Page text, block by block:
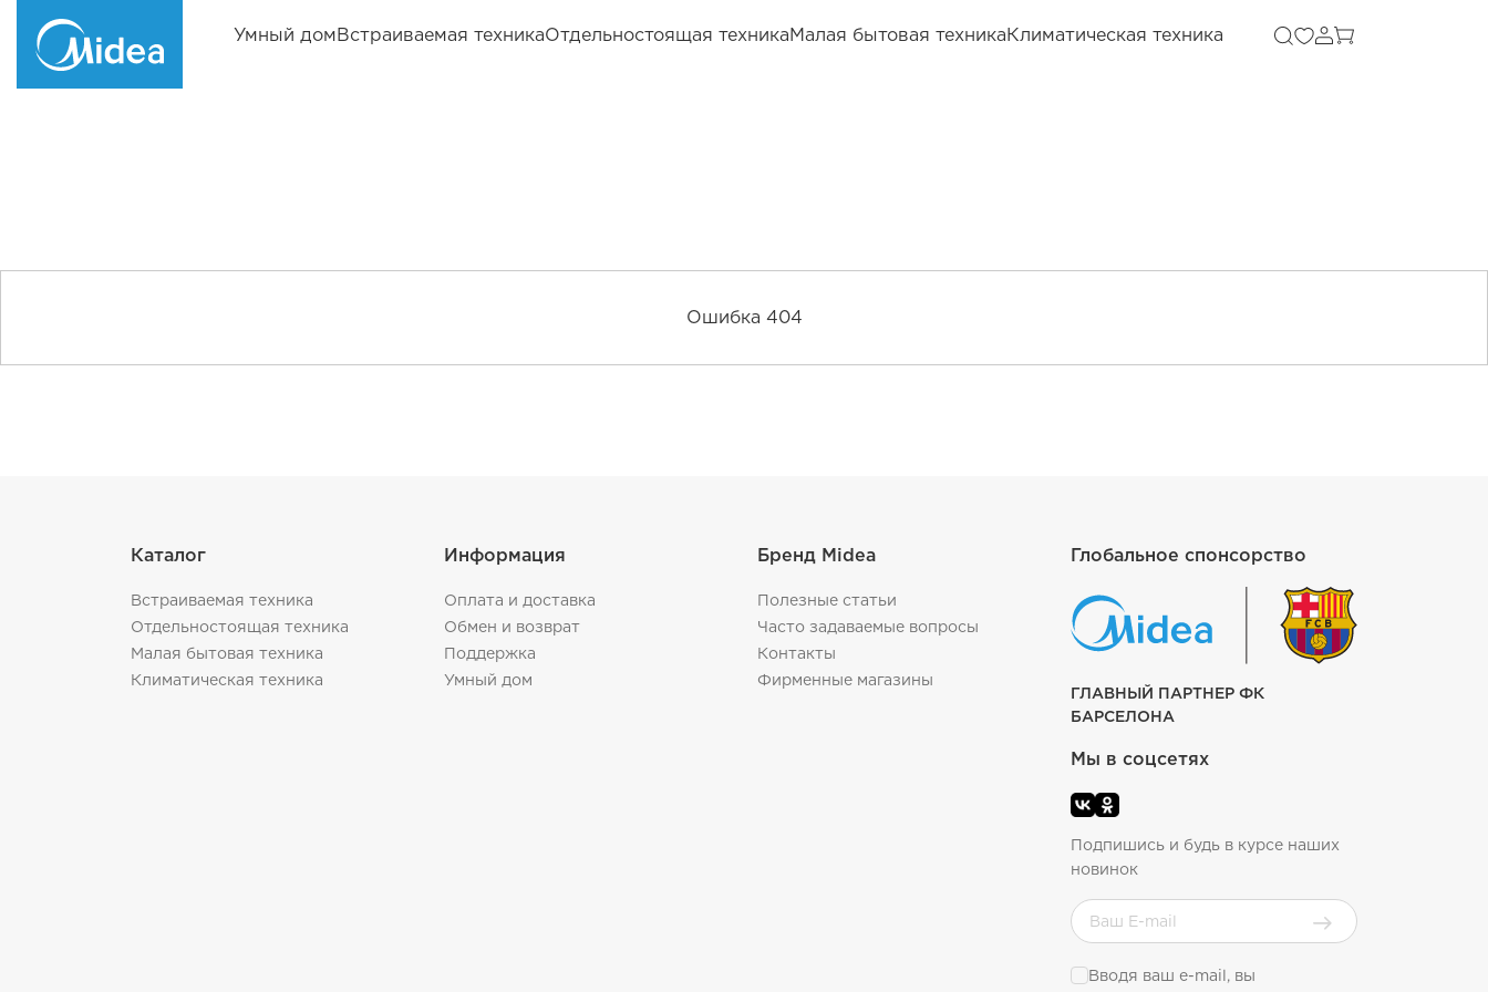
Умный домВстраиваемая техникаОтдельностоящая техникаМалая бытовая техникаКлиматическая техника
Ошибка 404
Каталог
Встраиваемая техника
Отдельностоящая техника
Малая бытовая техника
Климатическая техника
Информация
Оплата и доставка
Обмен и возврат
Поддержка
Умный дом
Бренд Midea
Полезные статьи
Часто задаваемые вопросы
Контакты
Фирменные магазины
Глобальное спонсорство
ГЛАВНЫЙ ПАРТНЕР ФК
БАРСЕЛОНА
Мы в соцсетях
Подпишись и будь в курсе наших
новинок
Вводя ваш e-mail, вы